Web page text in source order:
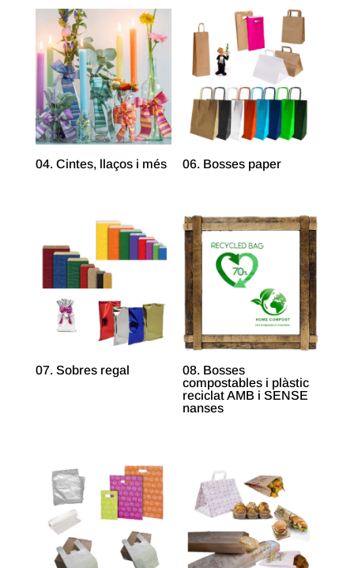
04. Cintes, llaços i més 06. Bosses paper
07. Sobres regal
08. Bosses
compostables i plàstic
reciclat AMB i SENSE
nanses